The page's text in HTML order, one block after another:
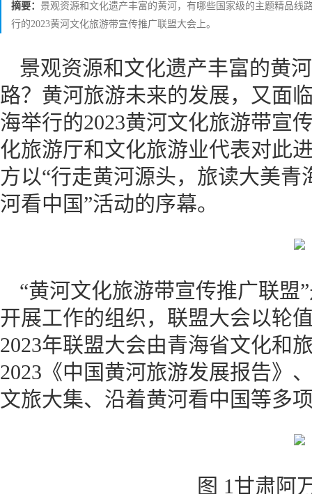
摘要： 景观资源和文化遗产丰富的黄河，有哪些国家级的主题精品线
行的2023黄河文化旅游带宣传推广联盟大会上。
景观资源和文化遗产丰富的黄
路？黄河旅游未来的发展，又面
海举行的2023黄河文化旅游带宣
化旅游厅和文化旅游业代表对此
方以“行走黄河源头，旅读大美
河看中国”活动的序幕。
“黄河文化旅游带宣传推广联盟
开展工作的组织，联盟大会以轮
2023年联盟大会由青海省文化和
2023《中国黄河旅游发展报告》
文旅大集、沿着黄河看中国等多
图 1甘肃阿